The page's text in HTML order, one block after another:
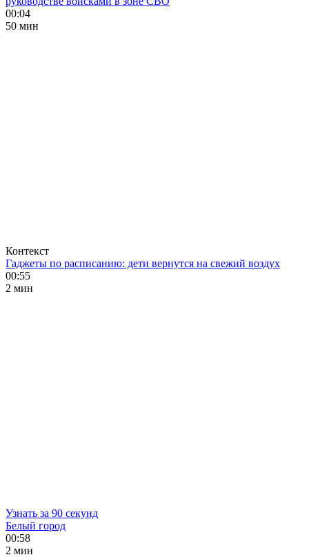
00:04
50 мин
Контекст
Гаджеты по расписанию: дети вернутся на свежий воздух
00:55
2 мин
Узнать за 90 секунд
Белый город
00:58
2 мин